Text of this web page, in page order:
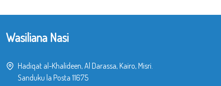
Wasiliana Nasi
Hadiqat al-Khalideen, Al Darassa, Kairo, Misri.
Sanduku la Posta 11675